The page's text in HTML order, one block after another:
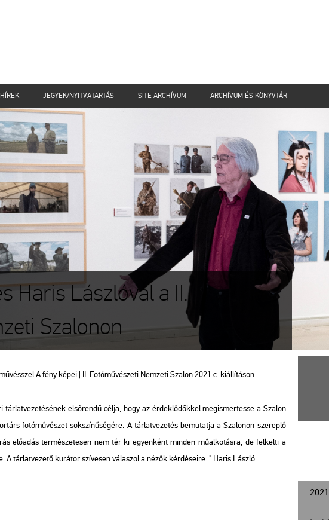
HÍREK JEGYEK/NYITVATARTÁS SITE ARCHÍVUM ARCHÍVUM ÉS KÖNYVTÁR
Haris Lászlóval a II.
Szalonon
A fény képei | II. Fo­tó­mű­vé­sze­ti Nem­ze­ti Sza­lon 2021 c. ki­ál­lí­tá­son.
tár­lat­ve­ze­té­sé­nek el­ső­ren­dű célja, hogy az ér­dek­lő­dők­kel meg­is­mer­tes­se a Sza­lon
fo­tó­mű­vé­szet sok­szí­nű­sé­gé­re. A tár­lat­ve­ze­tés be­mu­tat­ja a Sza­lo­non sze­rep­lő
elő­adás ter­mé­sze­te­sen nem tér ki egyen­ként min­den mű­al­ko­tás­ra, de fel­kel­ti a
tár­lat­ve­ze­tő ku­rá­tor szí­ve­sen vá­la­szol a nézők kér­dé­se­i­re. " Haris Lász­ló